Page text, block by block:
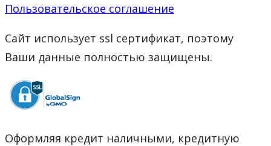
Пользовательское соглашение
Сайт использует ssl сертификат, поэтому
Ваши данные полностью защищены.
Оформляя кредит наличными, кредитную